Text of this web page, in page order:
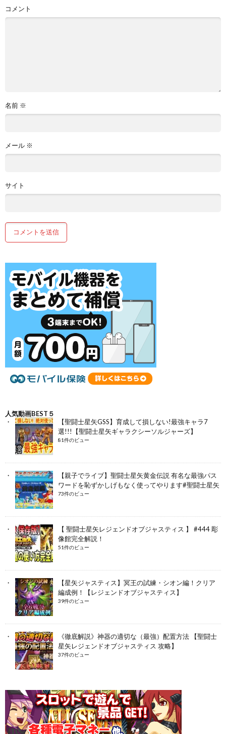
コメント
名前 ※
メール ※
サイト
人気動画BEST５
【聖闘士星矢GSS】育成して損しない!最強キャラ7
選!!!【聖闘士星矢ギャラクシーソルジャーズ】
81件のビュー
【親子でライブ】聖闘士星矢黄金伝説 有名な最強パス
ワードを恥ずかしげもなく使ってやります#聖闘士星矢
73件のビュー
【 聖闘士星矢レジェンドオブジャスティス 】 #444 彫
像館完全解説！
51件のビュー
【星矢ジャスティス】冥王の試練・シオン編！クリア
編成例！【レジェンドオブジャスティス】
39件のビュー
《徹底解説》神器の適切な（最強）配置方法 【聖闘士
星矢レジェンドオブジャスティス 攻略】
37件のビュー